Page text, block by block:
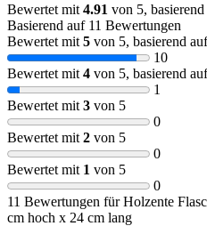
Bewertet mit 4.91 von 5,
Basierend auf 11 Bewertungen
Bewertet mit 5 von 5, basierend
10
Bewertet mit 4 von 5, basierend
1
Bewertet mit 3 von 5
0
Bewertet mit 2 von 5
0
Bewertet mit 1 von 5
0
11 Bewertungen fürHolzente
cm hoch x 24 cm lang